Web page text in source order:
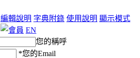
編輯說明 字典附錄 使用說明 顯示模式
EN
您的稱呼
*您的Email